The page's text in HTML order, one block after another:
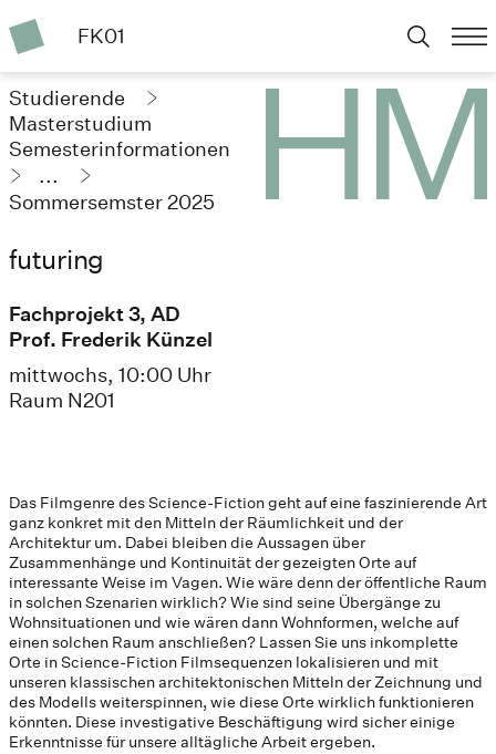
FK01
Studierende
Masterstudium
Semesterinformationen
...
Sommersemster 2025
futuring
Fachprojekt 3, AD
Prof. Frederik Künzel
mittwochs, 10:00 Uhr
Raum N201
Das Filmgenre des Science-Fiction geht auf eine faszinierende Art
ganz konkret mit den Mitteln der Räumlichkeit und der
Architektur um. Dabei bleiben die Aussagen über
Zusammenhänge und Kontinuität der gezeigten Orte auf
interessante Weise im Vagen. Wie wäre denn der öffentliche Raum
in solchen Szenarien wirklich? Wie sind seine Übergänge zu
Wohnsituationen und wie wären dann Wohnformen, welche auf
einen solchen Raum anschließen? Lassen Sie uns inkomplette
Orte in Science-Fiction Filmsequenzen lokalisieren und mit
unseren klassischen architektonischen Mitteln der Zeichnung und
des Modells weiterspinnen, wie diese Orte wirklich funktionieren
könnten. Diese investigative Beschäftigung wird sicher einige
Erkenntnisse für unsere alltägliche Arbeit ergeben.